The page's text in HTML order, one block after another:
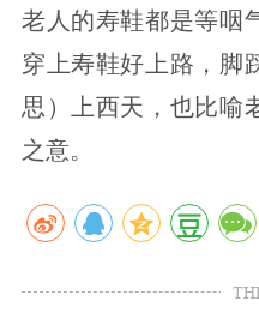
老人的寿鞋都是等咽
穿上寿鞋好上路，脚
思）上西天，也比喻
之意。